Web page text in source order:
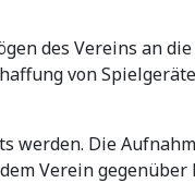
des Vereins an
von
werden. Die
Verein